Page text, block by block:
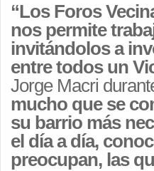
“Los Foros
nos permite
invitándolos a
entre todos un
Jorge Macri
mucho que se
su barrio más
el día a día,
preocupan, las